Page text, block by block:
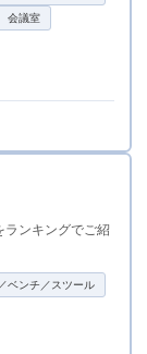
会議室
ランキングでご紹
ベンチ／スツール